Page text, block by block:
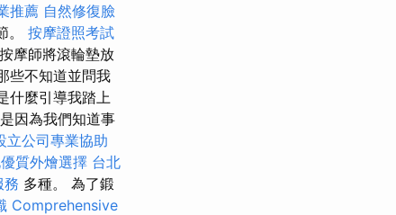
推薦 自然修復臉
。 按摩證照考試
摩師將滾輪墊放
些不知道並問我
什麼引導我踏上
因為我們知道事
立公司專業協助
質外燴選擇 台北
務 多種。 為了鍛
Comprehensive